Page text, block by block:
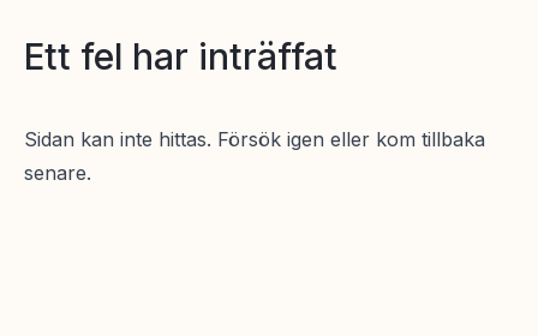
Ett fel har inträffat
Sidan kan inte hittas. Försök igen eller kom tillbaka
senare.